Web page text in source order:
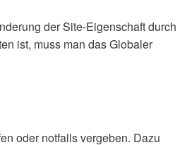
der Site-Eigenschaft durch
ist, muss man das Globaler
oder notfalls vergeben. Dazu